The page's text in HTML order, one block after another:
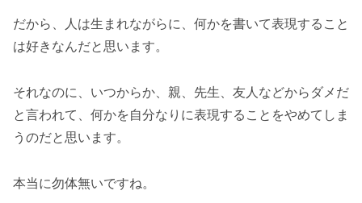
だから、人は生まれながらに、何かを書いて表現すること
は好きなんだと思います。
それなのに、いつからか、親、先生、友人などからダメだ
と言われて、何かを自分なりに表現することをやめてしま
うのだと思います。
本当に勿体無いですね。